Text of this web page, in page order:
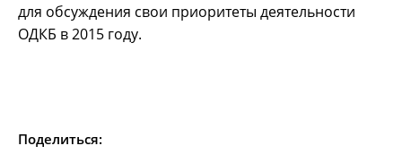
для обсуждения свои приоритеты деятельности
ОДКБ в 2015 году.
Поделиться: